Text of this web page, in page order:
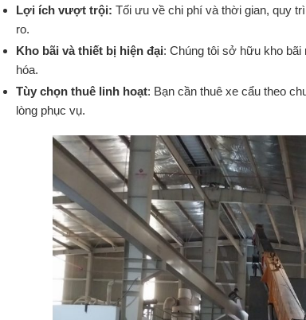
Lợi ích vượt trội: Tối ưu về chi phí và thời gian, quy
ro.
Kho bãi và thiết bị hiện đại: Chúng tôi sở hữu kho bãi
hóa.
Tùy chọn thuê linh hoạt: Bạn cần thuê xe cẩu theo
lòng phục vụ.